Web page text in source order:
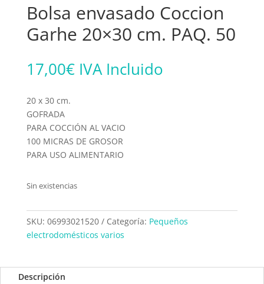
Bolsa envasado Coccion
Garhe 20×30 cm. PAQ. 50
17,00€ IVA Incluido
20 x 30 cm.
GOFRADA
PARA COCCIÓN AL VACIO
100 MICRAS DE GROSOR
PARA USO ALIMENTARIO
Sin existencias
SKU: 06993021520 Categoría: Pequeños
electrodomésticos varios
Descripción